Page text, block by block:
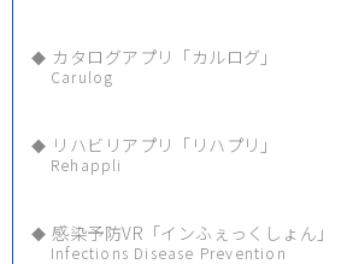
カタログアプリ「カルログ」
Carulog
リハビリアプリ「リハプリ」
Rehappli
感染予防VR「インふぇっくしょん」
Infections Disease Prevention